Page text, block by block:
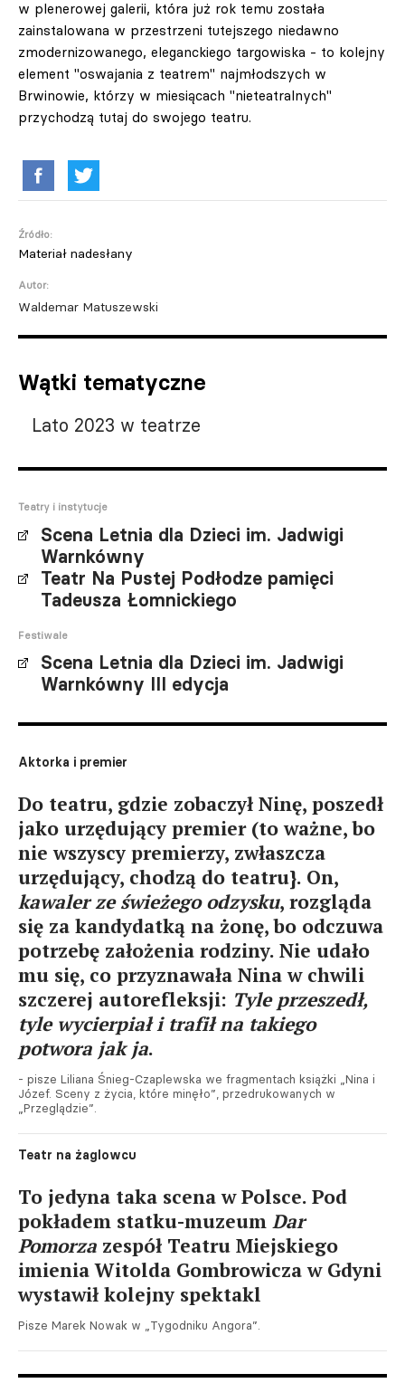
w plenerowej galerii, która już rok temu została
zainstalowana w przestrzeni tutejszego niedawno
zmodernizowanego, eleganckiego targowiska - to kolejny
element "oswajania z teatrem" najmłodszych w
Brwinowie, którzy w miesiącach "nieteatralnych"
przychodzą tutaj do swojego teatru.
Źródło:
Materiał nadesłany
Autor:
Waldemar Matuszewski
Wątki tematyczne
Lato 2023 w teatrze
Teatry i instytucje
Scena Letnia dla Dzieci im. Jadwigi
Warnkówny
Teatr Na Pustej Podłodze pamięci
Tadeusza Łomnickiego
Festiwale
Scena Letnia dla Dzieci im. Jadwigi
Warnkówny III edycja
Aktorka i premier
Do teatru, gdzie zobaczył Ninę, poszedł
jako urzędujący premier (to ważne, bo
nie wszyscy premierzy, zwłaszcza
urzędujący, chodzą do teatru}. On,
kawaler ze świeżego odzysku, rozgląda
się za kandydatką na żonę, bo odczuwa
potrzebę założenia rodziny. Nie udało
mu się, co przyznawała Nina w chwili
szczerej autorefleksji: Tyle przeszedł,
tyle wycierpiał i trafił na takiego
potwora jak ja.
- pisze Liliana Śnieg-Czaplewska we fragmentach książki „Nina i
Józef. Sceny z życia, które minęło”, przedrukowanych w
„Przeglądzie”.
Teatr na żaglowcu
To jedyna taka scena w Polsce. Pod
pokładem statku-muzeum Dar
Pomorza zespół Teatru Miejskiego
imienia Witolda Gombrowicza w Gdyni
wystawił kolejny spektakl
Pisze Marek Nowak w „Tygodniku Angora”.